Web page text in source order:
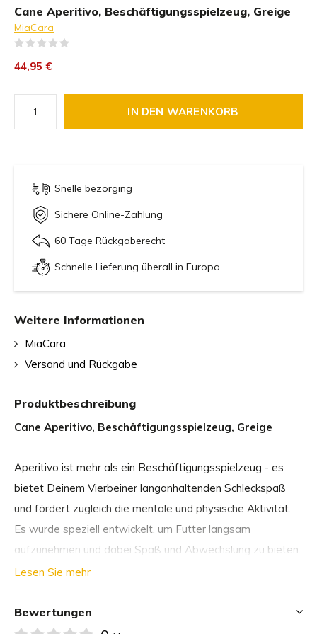
Cane Aperitivo, Beschäftigungsspielzeug, Greige
MiaCara
44,95 €
IN DEN WARENKORB
Snelle bezorging
Sichere Online-Zahlung
60 Tage Rückgaberecht
Schnelle Lieferung überall in Europa
Produktbeschreibung
Cane Aperitivo, Beschäftigungsspielzeug, Greige
Aperitivo ist mehr als ein Beschäftigungsspielzeug - es
bietet Deinem Vierbeiner langanhaltenden Schleckspaß
und fördert zugleich die mentale und physische Aktivität.
Es wurde speziell entwickelt, um Futter langsam
aufzunehmen und dabei Spaß und Abwechslung zu bieten.
Die drei unterschiedlichen Oberflächen sorgen für immer
Tiefe Rillenstruktur:
Lesen Sie mehr
Weitere Informationen
MiaCara
Versand und Rückgabe
Bewertungen